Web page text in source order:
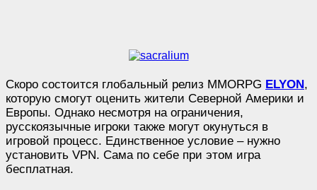
Скоро состоится глобальный релиз MMORPG ELYON ,
которую смогут оценить жители Северной Америки и
Европы. Однако несмотря на ограничения,
русскоязычные игроки также могут окунуться в
игровой процесс. Единственное условие – нужно
установить VPN. Сама по себе при этом игра
бесплатная.